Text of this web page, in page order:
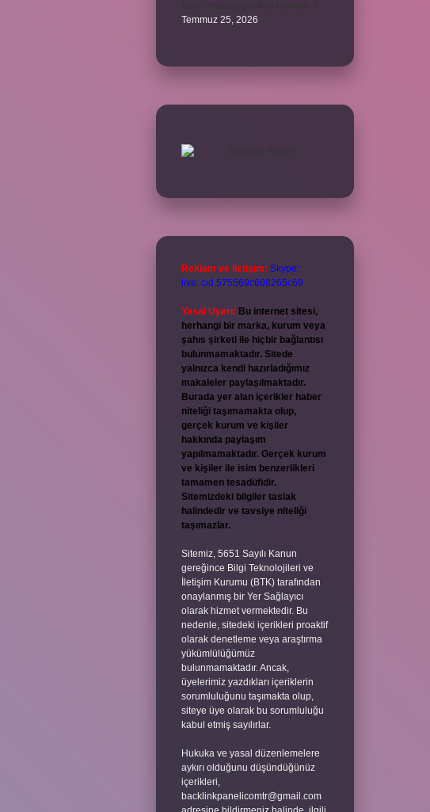
Temmuz 25, 2026
Reklam ve İletişim: Skype:
live:.cid.575569c608265c69
Yasal Uyarı: Bu internet sitesi,
herhangi bir marka, kurum veya
şahıs şirketi ile hiçbir bağlantısı
bulunmamaktadır. Sitede
yalnızca kendi hazırladığımız
makaleler paylaşılmaktadır.
Burada yer alan içerikler haber
niteliği taşımamakta olup,
gerçek kurum ve kişiler
hakkında paylaşım
yapılmamaktadır. Gerçek kurum
ve kişiler ile isim benzerlikleri
tamamen tesadüfidir.
Sitemizdeki bilgiler taslak
halindedir ve tavsiye niteliği
taşımazlar.
Sitemiz, 5651 Sayılı Kanun
gereğince Bilgi Teknolojileri ve
İletişim Kurumu (BTK) tarafından
onaylanmış bir Yer Sağlayıcı
olarak hizmet vermektedir. Bu
nedenle, sitedeki içerikleri proaktif
olarak denetleme veya araştırma
yükümlülüğümüz
bulunmamaktadır. Ancak,
üyelerimiz yazdıkları içeriklerin
sorumluluğunu taşımakta olup,
siteye üye olarak bu sorumluluğu
kabul etmiş sayılırlar.
Hukuka ve yasal düzenlemelere
aykırı olduğunu düşündüğünüz
içerikleri,
backlinkpanelicomtr@gmail.com